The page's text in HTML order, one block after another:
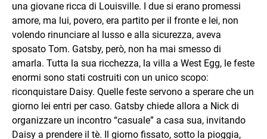
una giovane ricca di Louisville. I due si erano promessi
amore, ma lui, povero, era partito per il fronte e lei, non
volendo rinunciare al lusso e alla sicurezza, aveva
sposato Tom. Gatsby, però, non ha mai smesso di
amarla. Tutta la sua ricchezza, la villa a West Egg, le feste
enormi sono stati costruiti con un unico scopo:
riconquistare Daisy. Quelle feste servono a sperare che un
giorno lei entri per caso. Gatsby chiede allora a Nick di
organizzare un incontro “casuale” a casa sua, invitando
Daisy a prendere il tè. Il giorno fissato, sotto la pioggia,